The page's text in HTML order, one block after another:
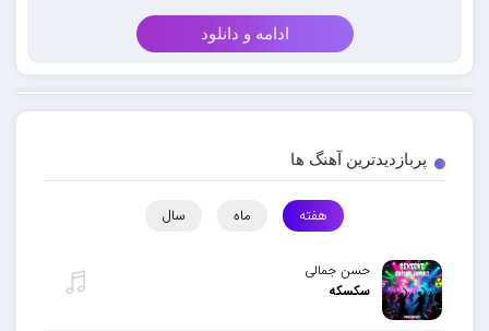
ادامه و دانلود
پربازدیدترین آهنگ ها
هفته ماه سال
حسن جمالی
سکسکه